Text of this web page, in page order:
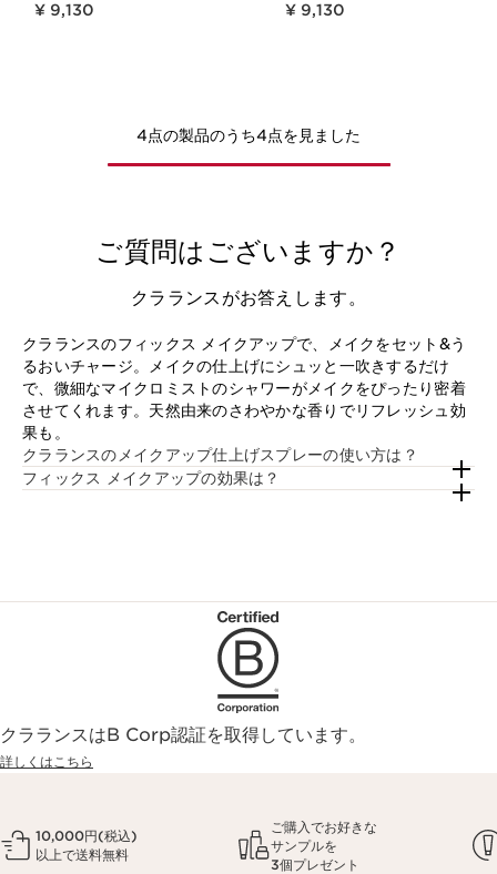
¥ 9,130 ¥ 9,130
4点の製品のうち4点を見ました
ご質問はございますか？
クラランスがお答えします。
クラランスのフィックス メイクアップで、メイクをセット&う
るおいチャージ。メイクの仕上げにシュッと一吹きするだけ
で、微細なマイクロミストのシャワーがメイクをぴったり密着
させてくれます。天然由来のさわやかな香りでリフレッシュ効
果も。
クラランスのメイクアップ仕上げスプレーの使い方は？
フィックス メイクアップの効果は？
クラランスはB Corp認証を取得しています。
詳しくはこちら
10,000円(税込)
以上で送料無料
ご購入でお好きな
サンプルを
3個プレゼント